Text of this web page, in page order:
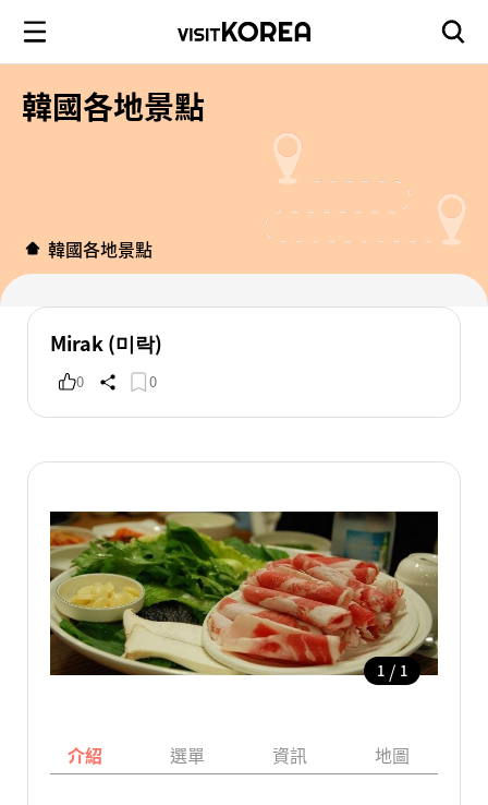
韓國各地景點
韓國各地景點
Mirak (미락)
0 0
1 / 1
介紹 選單 資訊 地圖